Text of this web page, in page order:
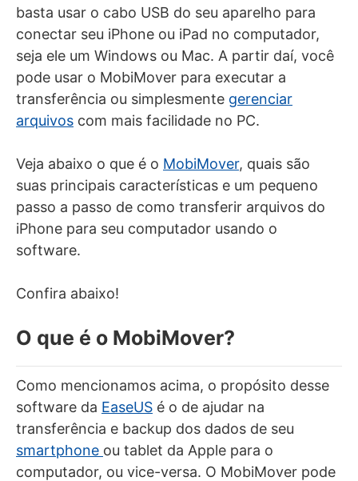
basta usar o cabo USB do seu aparelho para
conectar seu iPhone ou iPad no computador,
seja ele um Windows ou Mac. A partir daí, você
pode usar o MobiMover para executar a
transferência ou simplesmente gerenciar
arquivos com mais facilidade no PC.
Veja abaixo o que é o MobiMover, quais são
suas principais características e um pequeno
passo a passo de como transferir arquivos do
iPhone para seu computador usando o
software.
Confira abaixo!
O que é o MobiMover?
Como mencionamos acima, o propósito desse
software da EaseUS é o de ajudar na
transferência e backup dos dados de seu
smartphone ou tablet da Apple para o
computador, ou vice-versa. O MobiMover pode